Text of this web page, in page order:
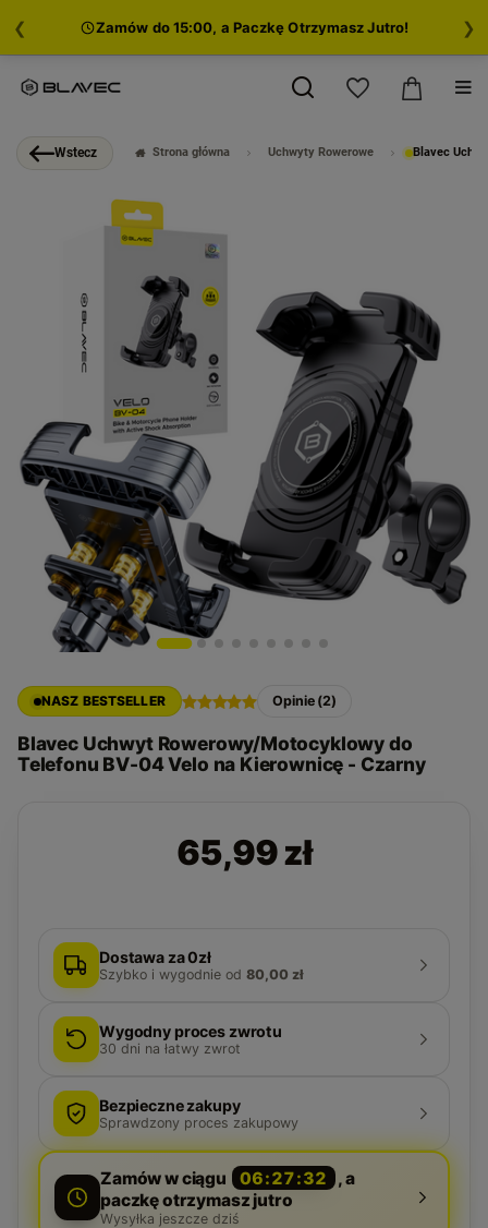
Zamów do 15:00, a Paczkę Otrzymasz Jutro!
❮ ❯
Strona główna Uchwyty Rowerowe Blavec
NASZ BESTSELLER Opinie (2)
Blavec Uchwyt Rowerowy/Motocyklowy do
Telefonu BV-04 Velo na Kierownicę - Czarny
65,99 zł
Dostawa za 0zł
Szybko i wygodnie od 80,00 zł
Wygodny proces zwrotu
30 dni na łatwy zwrot
Bezpieczne zakupy
Sprawdzony proces zakupowy
Zamów w ciągu 06:27:32
, a
paczkę otrzymasz jutro
Wysyłka jeszcze dziś